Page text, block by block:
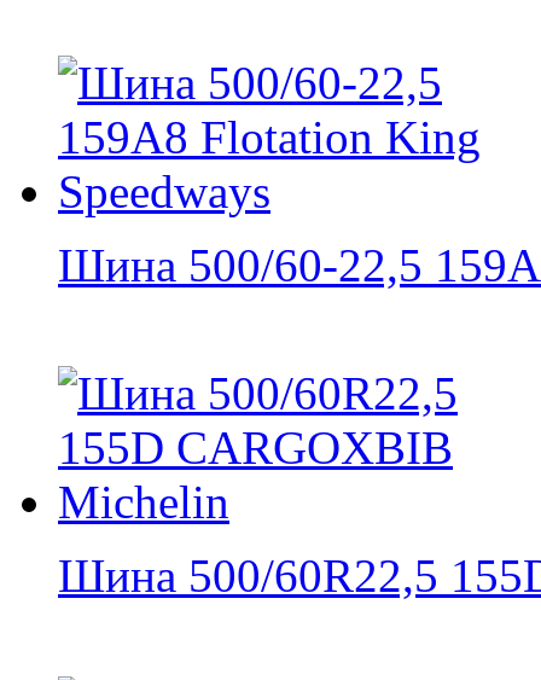
Шина 500/60-22,5
Шина 500/60R22,5